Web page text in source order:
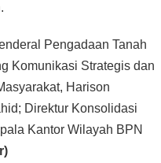
Pengadaan Tanah
Komunikasi Strategis dan
Harison
Direktur Konsolidasi
Kantor Wilayah BPN